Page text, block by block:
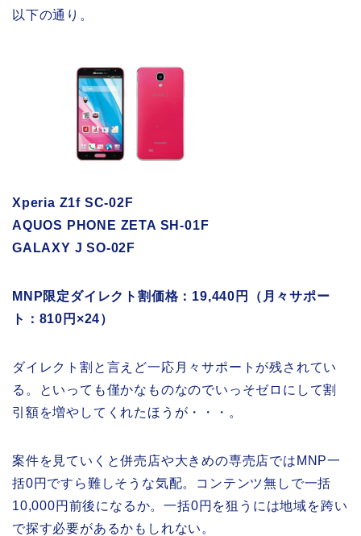
以下の通り。
Xperia Z1f SC-02F
AQUOS PHONE ZETA SH-01F
GALAXY J SO-02F
MNP限定ダイレクト割価格：19,440円（月々サポー
ト：810円×24）
ダイレクト割と言えど一応月々サポートが残されてい
る。といっても僅かなものなのでいっそゼロにして割
引額を増やしてくれたほうが・・・。
案件を見ていくと併売店や大きめの専売店ではMNP一
括0円ですら難しそうな気配。コンテンツ無しで一括
10,000円前後になるか。一括0円を狙うには地域を跨い
で探す必要があるかもしれない。